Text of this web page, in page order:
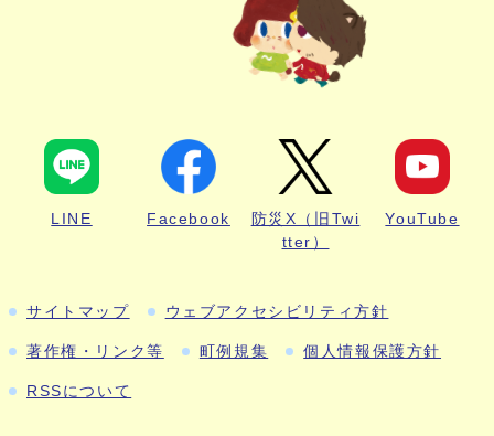
LINE Facebook
防災X（旧Twi
tter）
YouTube
サイトマップ ウェブアクセシビリティ方針
著作権・リンク等 町例規集 個人情報保護方針
RSSについて